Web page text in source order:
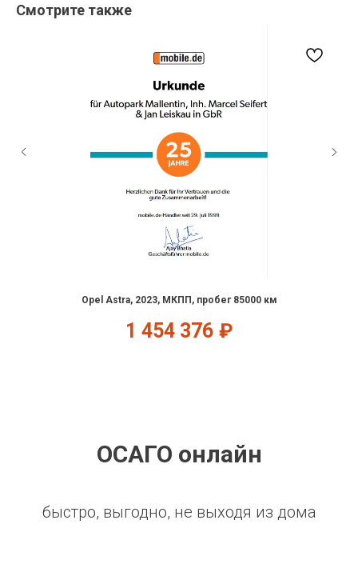
Смотрите также
Opel Astra, 2023, МКПП, пробег 85000 км
1 454 376 ₽
ОСАГО онлайн
быстро, выгодно, не выходя из дома